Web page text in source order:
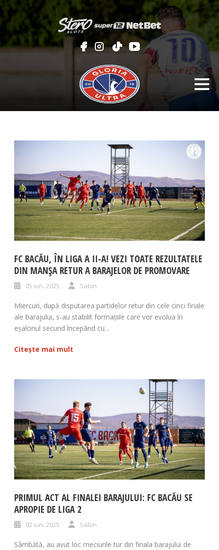
FC BACĂU, ÎN LIGA A II-A! VEZI TOATE REZULTATELE
DIN MANȘA RETUR A BARAJELOR DE PROMOVARE
05 iun. 2025 Sabin
Miercuri, după disputarea partidelor retur din cele cinci finale
ale barajului, s-au stabilit formațiile care vor evolua în
eșalonul secund începând cu...
Citește mai mult
PRIMUL ACT AL FINALEI BARAJULUI: FC BACĂU SE
APROPIE DE LIGA 2
02 iun. 2025 Sabin
Sâmbătă, au avut loc meciurile tur din finala barajului de